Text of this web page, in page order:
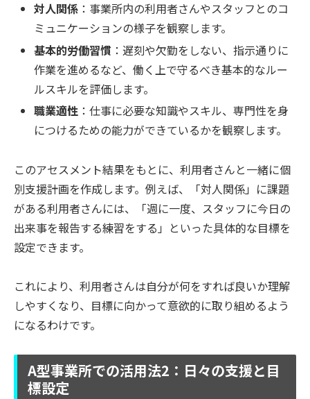
対人関係 ：事業所内の利用者さんやスタッフとのコ
ミュニケーションの様子を観察します。
基本的労働習慣 ：遅刻や欠勤をしない、指示通りに
作業を進めるなど、働く上で守るべき基本的なルー
ルスキルを評価します。
職業適性 ：仕事に必要な知識やスキル、専門性を身
につけるための能力ができているかを観察します。
このアセスメント結果をもとに、利用者さんと一緒に個
別支援計画を作成します。例えば、「対人関係」に課題
がある利用者さんには、「週に一度、スタッフに今日の
出来事を報告する練習をする」といった具体的な目標を
設定できます。
これにより、利用者さんは自分が何をすれば良いか理解
しやすくなり、目標に向かって意欲的に取り組めるよう
になるわけです。
A型事業所での活用法2：日々の支援と目
標設定